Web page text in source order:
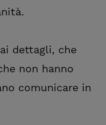
dettagli, che
non hanno
comunicare in